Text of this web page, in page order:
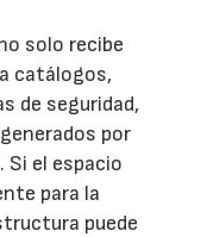
solo recibe
catálogos,
de seguridad,
por
el espacio
para la
puede